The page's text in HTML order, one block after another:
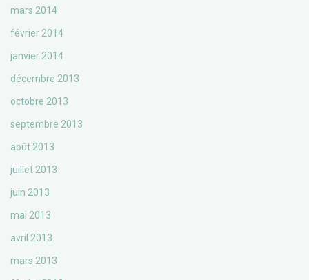
mars 2014
février 2014
janvier 2014
décembre 2013
octobre 2013
septembre 2013
août 2013
juillet 2013
juin 2013
mai 2013
avril 2013
mars 2013